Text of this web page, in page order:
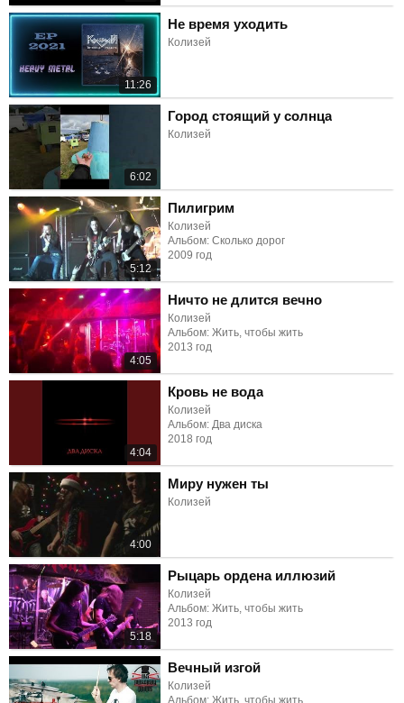
11:26
Не время уходить
Колизей
6:02
Город стоящий у солнца
Колизей
5:12
Пилигрим
Колизей
Альбом: Сколько дорог
2009 год
4:05
Ничто не длится вечно
Колизей
Альбом: Жить, чтобы жить
2013 год
4:04
Кровь не вода
Колизей
Альбом: Два диска
2018 год
4:00
Миру нужен ты
Колизей
5:18
Рыцарь ордена иллюзий
Колизей
Альбом: Жить, чтобы жить
2013 год
Вечный изгой
Колизей
Альбом: Жить, чтобы жить